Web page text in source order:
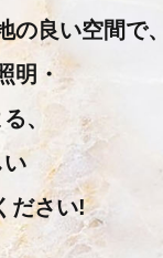
の良い空間で
明・
、
い
ださい!